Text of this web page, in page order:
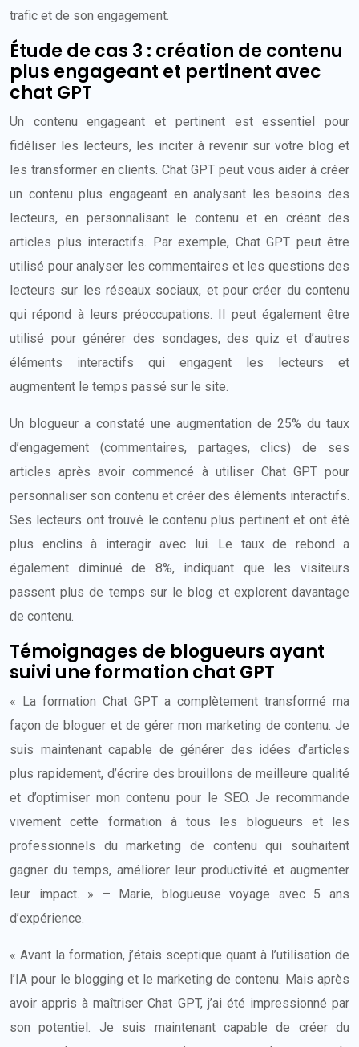
trafic et de son engagement.
Étude de cas 3 : création de contenu
plus engageant et pertinent avec
chat GPT
Un contenu engageant et pertinent est essentiel pour
fidéliser les lecteurs, les inciter à revenir sur votre blog et
les transformer en clients. Chat GPT peut vous aider à créer
un contenu plus engageant en analysant les besoins des
lecteurs, en personnalisant le contenu et en créant des
articles plus interactifs. Par exemple, Chat GPT peut être
utilisé pour analyser les commentaires et les questions des
lecteurs sur les réseaux sociaux, et pour créer du contenu
qui répond à leurs préoccupations. Il peut également être
utilisé pour générer des sondages, des quiz et d’autres
éléments interactifs qui engagent les lecteurs et
augmentent le temps passé sur le site.
Un blogueur a constaté une augmentation de 25% du taux
d’engagement (commentaires, partages, clics) de ses
articles après avoir commencé à utiliser Chat GPT pour
personnaliser son contenu et créer des éléments interactifs.
Ses lecteurs ont trouvé le contenu plus pertinent et ont été
plus enclins à interagir avec lui. Le taux de rebond a
également diminué de 8%, indiquant que les visiteurs
passent plus de temps sur le blog et explorent davantage
de contenu.
Témoignages de blogueurs ayant
suivi une formation chat GPT
« La formation Chat GPT a complètement transformé ma
façon de bloguer et de gérer mon marketing de contenu. Je
suis maintenant capable de générer des idées d’articles
plus rapidement, d’écrire des brouillons de meilleure qualité
et d’optimiser mon contenu pour le SEO. Je recommande
vivement cette formation à tous les blogueurs et les
professionnels du marketing de contenu qui souhaitent
gagner du temps, améliorer leur productivité et augmenter
leur impact. » – Marie, blogueuse voyage avec 5 ans
d’expérience.
« Avant la formation, j’étais sceptique quant à l’utilisation de
l’IA pour le blogging et le marketing de contenu. Mais après
avoir appris à maîtriser Chat GPT, j’ai été impressionné par
son potentiel. Je suis maintenant capable de créer du